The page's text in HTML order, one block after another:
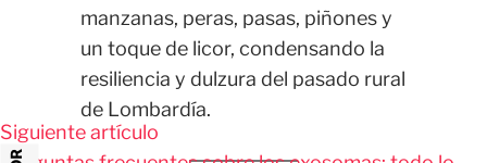
manzanas, peras, pasas, piñones y
un toque de licor, condensando la
resiliencia y dulzura del pasado rural
de Lombardía.
Siguiente artículo